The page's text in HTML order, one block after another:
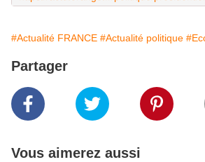
#Actualité FRANCE #Actualité politique
Partager
Vous aimerez aussi